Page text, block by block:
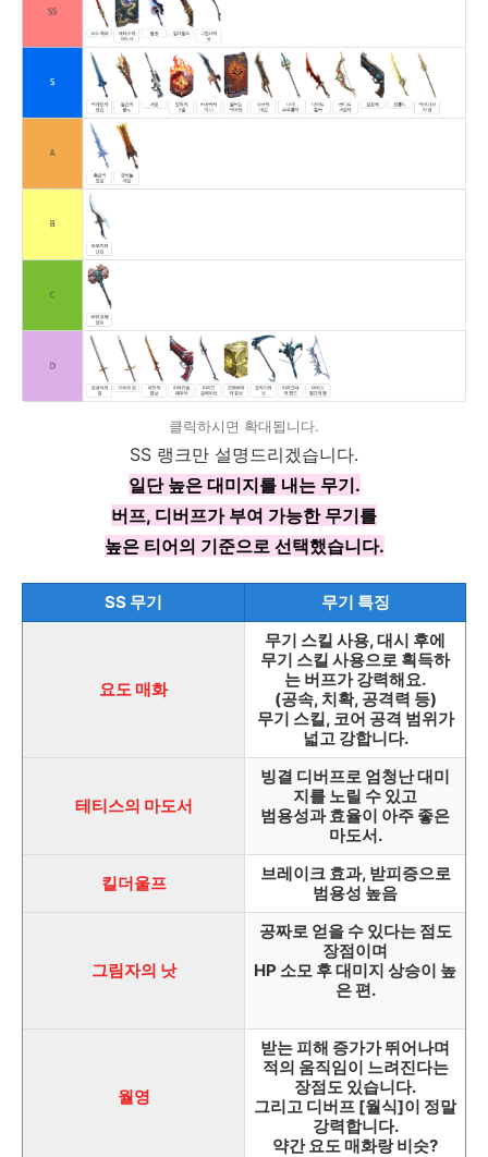
클릭하시면 확대됩니다.
SS 랭크만 설명드리겠습니다.
일단 높은 대미지를 내는 무기.
버프, 디버프가 부여 가능한 무기를
높은 티어의 기준으로 선택했습니다.
SS 무기 무기 특징
요도 매화
무기 스킬 사용, 대시 후에
무기 스킬 사용으로 획득하
는 버프가 강력해요.
(공속, 치확, 공격력 등)
무기 스킬, 코어 공격 범위가
넓고 강합니다.
테티스의 마도서
빙결 디버프로 엄청난 대미
지를 노릴 수 있고
범용성과 효율이 아주 좋은
마도서.
킬더울프
브레이크 효과, 받피증으로
범용성 높음
그림자의 낫
공짜로 얻을 수 있다는 점도
장점이며
HP 소모 후 대미지 상승이 높
은 편.
월영
받는 피해 증가가 뛰어나며
적의 움직임이 느려진다는
장점도 있습니다.
그리고 디버프 [월식]이 정말
강력합니다.
약간 요도 매화랑 비슷?